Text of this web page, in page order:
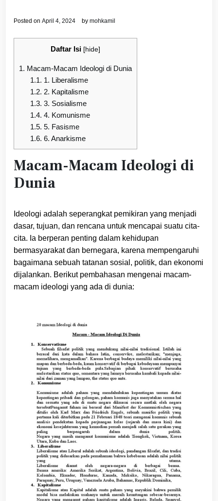
Posted on April 4, 2024 by mohkamil
Daftar Isi [hide]
1. Macam-Macam Ideologi di Dunia
1.1. 1. Liberalisme
1.2. 2. Kapitalisme
1.3. 3. Sosialisme
1.4. 4. Komunisme
1.5. 5. Fasisme
1.6. 6. Anarkisme
Macam-Macam Ideologi di
Dunia
Ideologi adalah seperangkat pemikiran yang menjadi
dasar, tujuan, dan rencana untuk mencapai suatu cita-
cita. Ia berperan penting dalam kehidupan
bermasyarakat dan bernegara, karena mempengaruhi
bagaimana sebuah tatanan sosial, politik, dan ekonomi
dijalankan. Berikut pembahasan mengenai macam-
macam ideologi yang ada di dunia: